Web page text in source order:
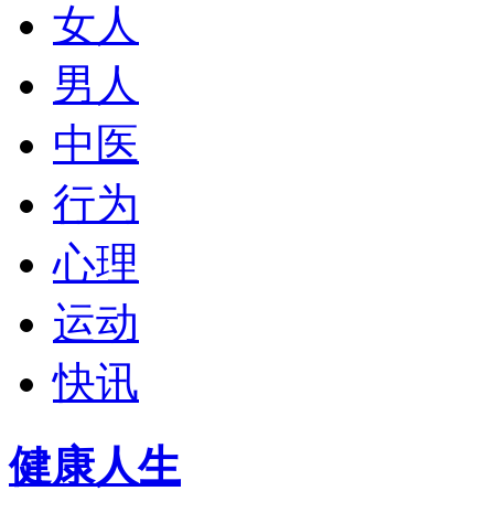
女人
男人
中医
行为
心理
运动
快讯
健康人生